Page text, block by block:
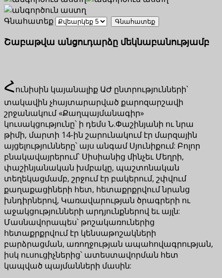
Գնահատեք
Շաբաթվա անցուդարձը մեկնաբանությամբ
Հունիսին կայանալիք ԱԺ ընտրությունների՝
տակավին չհայտարարված քարոզարշավի
շրջանակում «Քաղպայմանագիր»
կուսակցությունը՝ ի դեմս Ն.Փաշինյանի ու նրա
թիմի, մարտի 14-ին շարունակում էր մարզային
այցելությունները՝ այս անգամ Սյունիքում: Բոլոր
բնակավայրերում՝ Սիսիանից մինչեւ Մեղրի,
փաշինյանական խմբակը, պաշտոնական
տեղեկացմամբ, շրջում էր բակերում, շփվում
քաղաքացիների հետ, հետաքրքրվում նրանց
խնդիրներով, Կառավարության ծրագրերի ու
աջակցությունների արդյունքներով եւ այլն:
Մասնավորապես՝ թոշակառուներից
հետաքրքրվում էր կենսաթոշակների
բարձրացման, առողջության ապահովագրության,
իսկ ուսուցիչներից՝ ատեստավորման հետ
կապված պայմանների մասին: